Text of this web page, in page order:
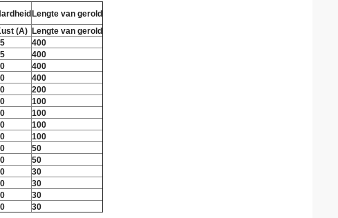
Lengte van gerold
(A) Lengte van gerold
400
400
400
400
200
100
100
100
100
50
50
30
30
30
30